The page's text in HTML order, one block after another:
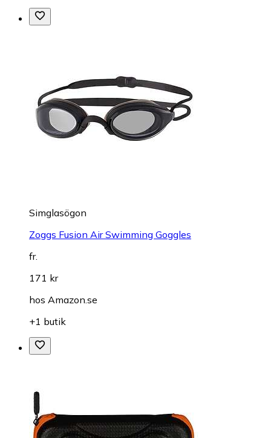
Simglasögon
Zoggs Fusion Air Swimming Goggles
fr.
171 kr
hos Amazon.se
+1 butik